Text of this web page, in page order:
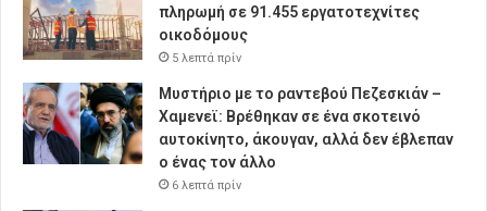
πληρωμή σε 91.455 εργατοτεχνίτες
οικοδόμους
5 λεπτά πρίν
Μυστήριο με το ραντεβού Πεζεσκιάν –
Χαμενεϊ: Βρέθηκαν σε ένα σκοτεινό
αυτοκίνητο, άκουγαν, αλλά δεν έβλεπαν
ο ένας τον άλλο
6 λεπτά πρίν